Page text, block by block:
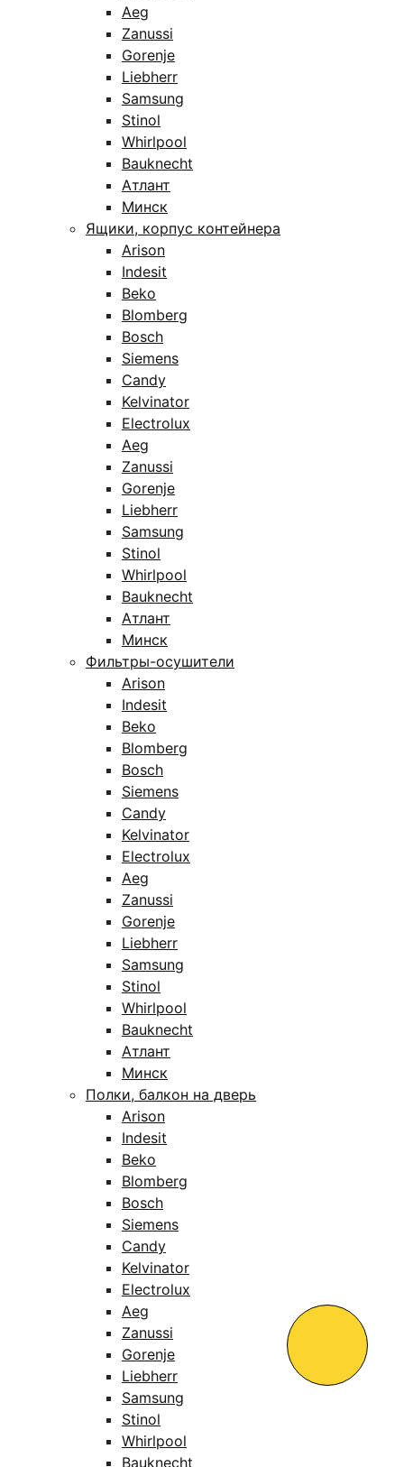
Aeg
Zanussi
Gorenje
Liebherr
Samsung
Stinol
Whirlpool
Bauknecht
Атлант
Минск
Ящики, корпус контейнера
Arison
Indesit
Beko
Blomberg
Bosch
Siemens
Candy
Kelvinator
Electrolux
Aeg
Zanussi
Gorenje
Liebherr
Samsung
Stinol
Whirlpool
Bauknecht
Атлант
Минск
Фильтры-осушители
Arison
Indesit
Beko
Blomberg
Bosch
Siemens
Candy
Kelvinator
Electrolux
Aeg
Zanussi
Gorenje
Liebherr
Samsung
Stinol
Whirlpool
Bauknecht
Атлант
Минск
Полки, балкон на дверь
Arison
Indesit
Beko
Blomberg
Bosch
Siemens
Candy
Kelvinator
Electrolux
Aeg
Zanussi
Gorenje
Liebherr
Samsung
Stinol
Whirlpool
Bauknecht